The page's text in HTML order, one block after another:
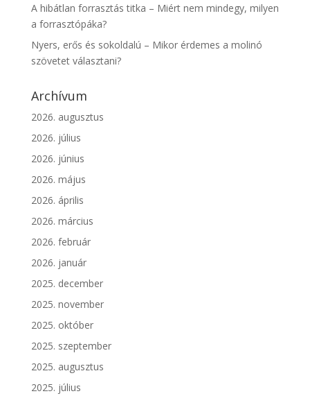
A hibátlan forrasztás titka – Miért nem mindegy, milyen
a forrasztópáka?
Nyers, erős és sokoldalú – Mikor érdemes a molinó
szövetet választani?
Archívum
2026. augusztus
2026. július
2026. június
2026. május
2026. április
2026. március
2026. február
2026. január
2025. december
2025. november
2025. október
2025. szeptember
2025. augusztus
2025. július